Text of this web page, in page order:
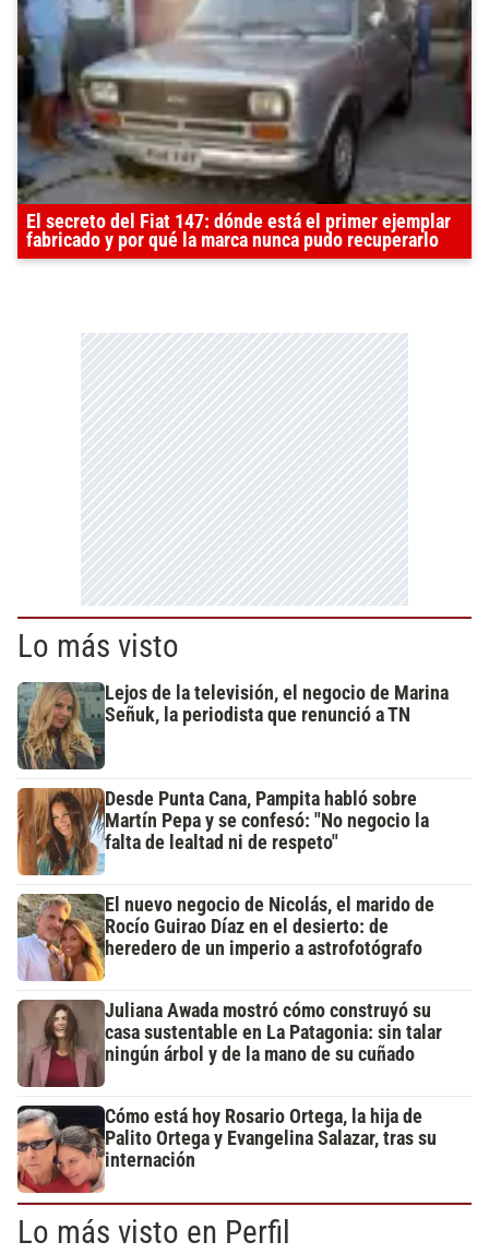
El secreto del Fiat 147: dónde está el primer ejemplar
fabricado y por qué la marca nunca pudo recuperarlo
Lo más visto
Lejos de la televisión, el negocio de Marina
Señuk, la periodista que renunció a TN
Desde Punta Cana, Pampita habló sobre
Martín Pepa y se confesó: "No negocio la
falta de lealtad ni de respeto"
El nuevo negocio de Nicolás, el marido de
Rocío Guirao Díaz en el desierto: de
heredero de un imperio a astrofotógrafo
Juliana Awada mostró cómo construyó su
casa sustentable en La Patagonia: sin talar
ningún árbol y de la mano de su cuñado
Cómo está hoy Rosario Ortega, la hija de
Palito Ortega y Evangelina Salazar, tras su
internación
Lo más visto en Perfil